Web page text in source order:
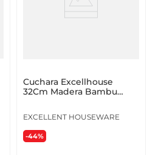
Cuchara Excellhouse
32Cm Madera Bambu
EXCELLENT HOUSEWARE
-44%